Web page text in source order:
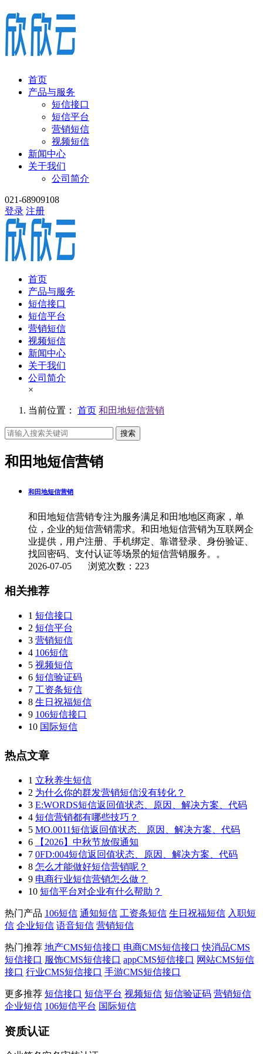
首页
产品与服务
短信接口
短信平台
营销短信
视频短信
新闻中心
关于我们
公司简介
021-68909108
登录 注册
首页
产品与服务
短信接口
短信平台
营销短信
视频短信
新闻中心
关于我们
公司简介
×
当前位置： 首页 和田地短信营销
搜索
和田地短信营销
和田地短信营销
和田地短信营销专注为服务满足和田地地区商家，单
位，企业的短信营销需求。和田地短信营销为互联网企
业提供，用户注册、手机绑定、靠谱登录、身份验证、
找回密码、支付认证等场景的短信营销服务。。
2026-07-05 浏览次数：223
相关推荐
1 短信接口
2 短信平台
3 营销短信
4 106短信
5 视频短信
6 短信验证码
7 工资条短信
8 生日祝福短信
9 106短信接口
10 国际短信
热点文章
1 立秋养生短信
2 为什么你的群发营销短信没有转化？
3 E:WORDS短信返回值状态、原因、解决方案、代码
4 短信营销都有哪些技巧？
5 MO.0011短信返回值状态、原因、解决方案、代码
6
【2026】中秋节放假通知
7 0FD:004短信返回值状态、原因、解决方案、代码
8 怎么才能做好短信营销呢？
9 电商行业短信营销怎么做？
10 短信平台对企业有什么帮助？
热门产品 106短信 通知短信 工资条短信 生日祝福短信 入职短
信 企业短信 语音短信 营销短信
热门推荐 地产CMS短信接口 电商CMS短信接口 快消品CMS
短信接口 服饰CMS短信接口 appCMS短信接口 网站CMS短信
接口 行业CMS短信接口 手游CMS短信接口
更多推荐 短信接口 短信平台 视频短信 短信验证码 营销短信
企业短信 106短信平台 国际短信
资质认证